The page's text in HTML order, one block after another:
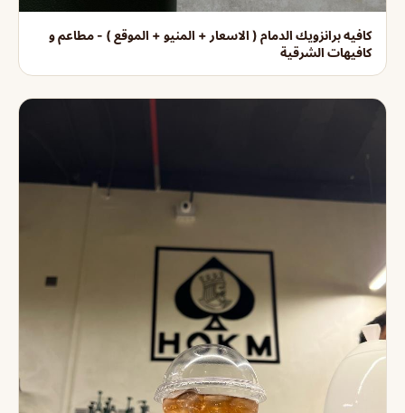
كافيه برانزويك الدمام ( الاسعار + المنيو + الموقع ) - مطاعم و
كافيهات الشرقية